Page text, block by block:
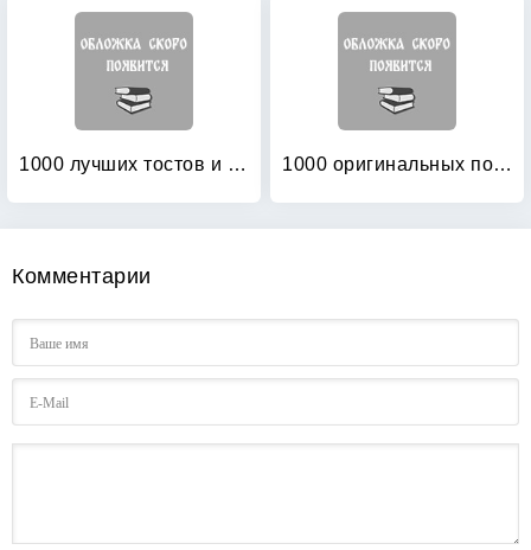
1000 лучших тостов и поздравлений в стихах на все случаи жизни 1000 оригинальных поздравлений в стихах
Комментарии